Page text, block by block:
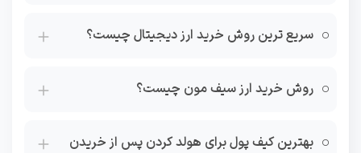
سریع ترین روش خرید ارز دیجیتال چیست؟
روش خرید ارز سیف مون چیست؟
بهترین کیف پول برای هولد کردن پس از خریدن